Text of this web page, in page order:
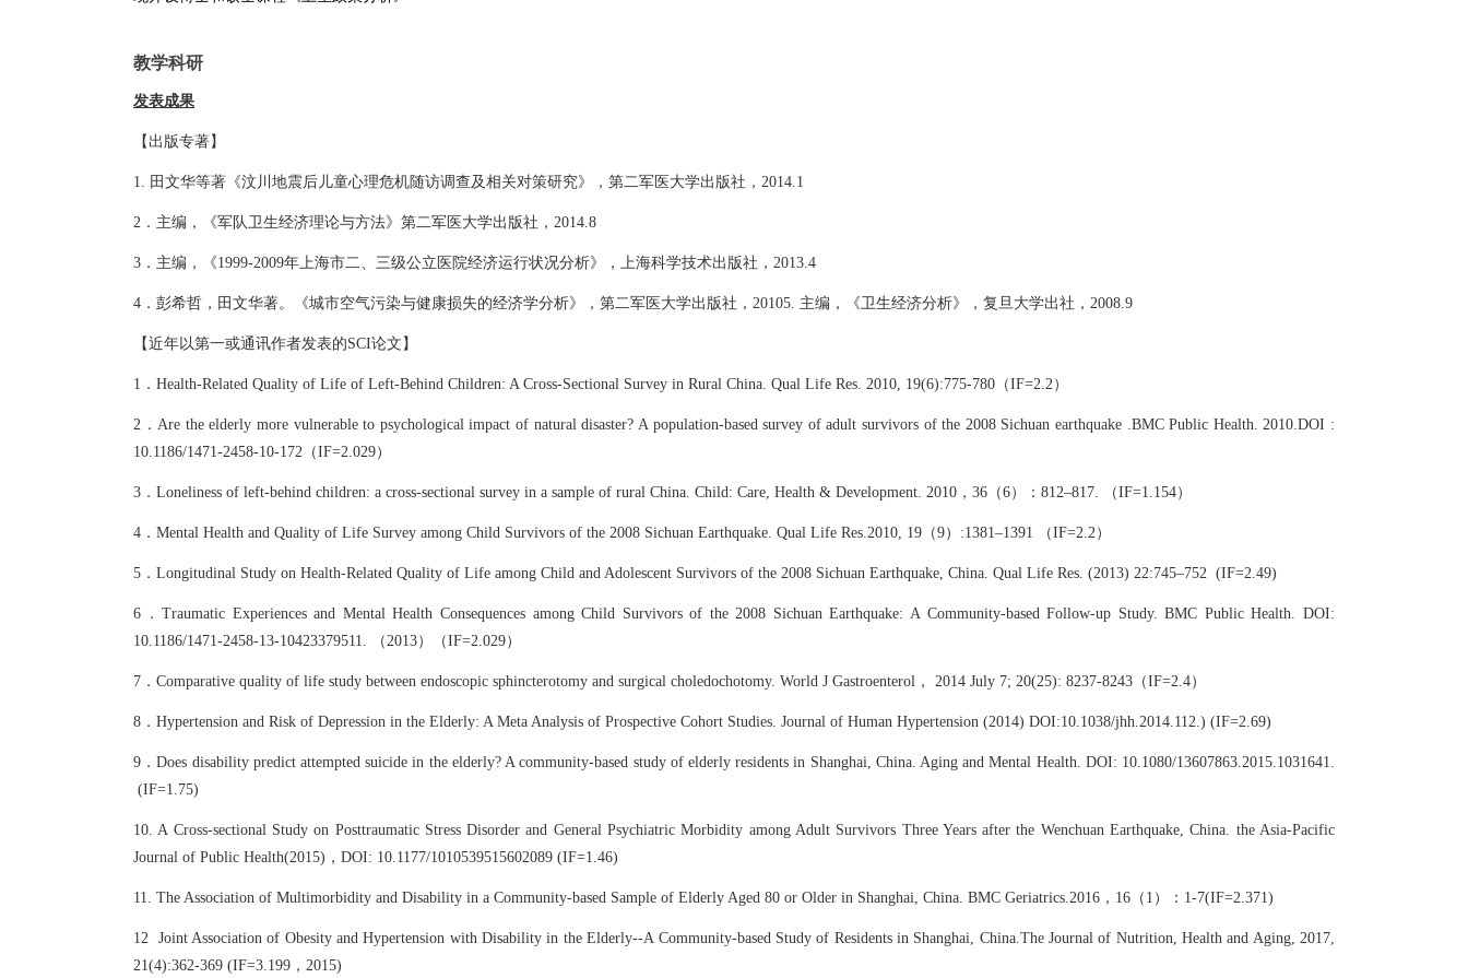
教学科研
发表成果
【出版专著】
1. 田文华等著《汶川地震后儿童心理危机随访调查及相关对策研究》，第二军医大学出版社，2014.1
2．主编，《军队卫生经济理论与方法》第二军医大学出版社，2014.8
3．主编，《1999-2009年上海市二、三级公立医院经济运行状况分析》，上海科学技术出版社，2013.4
4．彭希哲，田文华著。《城市空气污染与健康损失的经济学分析》，第二军医大学出版社，20105. 主编，《卫生经济分析》，复旦大学出社，2008.9
【近年以第一或通讯作者发表的SCI论文】
1．Health-Related Quality of Life of Left-Behind Children: A Cross-Sectional Survey in Rural China. Qual Life Res. 2010, 19(6):775-780（IF=2.2）
2．Are the elderly more vulnerable to psychological impact of natural disaster? A population-based survey of adult survivors of the 2008 Sichuan earthquake .BMC Public Health. 2010.DOI :
10.1186/1471-2458-10-172（IF=2.029）
3．Loneliness of left-behind children: a cross-sectional survey in a sample of rural China. Child: Care, Health & Development. 2010，36（6）：812–817. （IF=1.154）
4．Mental Health and Quality of Life Survey among Child Survivors of the 2008 Sichuan Earthquake. Qual Life Res.2010, 19（9）:1381–1391 （IF=2.2）
5．Longitudinal Study on Health-Related Quality of Life among Child and Adolescent Survivors of the 2008 Sichuan Earthquake, China. Qual Life Res. (2013) 22:745–752 (IF=2.49)
6．Traumatic Experiences and Mental Health Consequences among Child Survivors of the 2008 Sichuan Earthquake: A Community-based Follow-up Study. BMC Public Health. DOI:
10.1186/1471-2458-13-10423379511. （2013）（IF=2.029）
7．Comparative quality of life study between endoscopic sphincterotomy and surgical choledochotomy. World J Gastroenterol， 2014 July 7; 20(25): 8237-8243（IF=2.4）
8．Hypertension and Risk of Depression in the Elderly: A Meta Analysis of Prospective Cohort Studies. Journal of Human Hypertension (2014) DOI:10.1038/jhh.2014.112.) (IF=2.69)
9．Does disability predict attempted suicide in the elderly? A community-based study of elderly residents in Shanghai, China. Aging and Mental Health. DOI: 10.1080/13607863.2015.1031641.
(IF=1.75)
10. A Cross-sectional Study on Posttraumatic Stress Disorder and General Psychiatric Morbidity among Adult Survivors Three Years after the Wenchuan Earthquake, China. the Asia-Pacific
Journal of Public Health(2015)，DOI: 10.1177/1010539515602089 (IF=1.46)
11. The Association of Multimorbidity and Disability in a Community-based Sample of Elderly Aged 80 or Older in Shanghai, China. BMC Geriatrics.2016，16（1）：1-7(IF=2.371)
12 Joint Association of Obesity and Hypertension with Disability in the Elderly--A Community-based Study of Residents in Shanghai, China.The Journal of Nutrition, Health and Aging, 2017,
21(4):362-369 (IF=3.199，2015)